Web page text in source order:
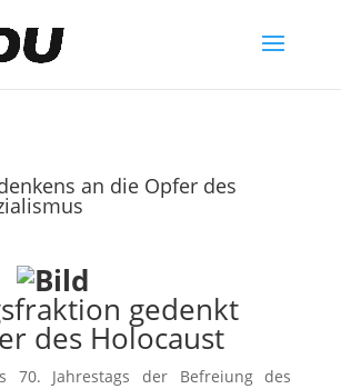
an die Opfer des
gedenkt
des Holocaust
70. Jahrestags der Befreiung des